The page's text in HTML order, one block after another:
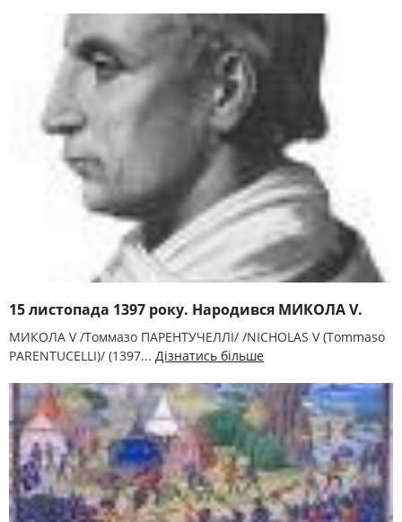
15 листопада 1397 року. Народився МИКОЛА V.
МИКОЛА V /Томмазо ПАРЕНТУЧЕЛЛІ/ /NICHOLAS V (Tommaso
PARENTUCELLI)/ (1397... Дізнатись більше